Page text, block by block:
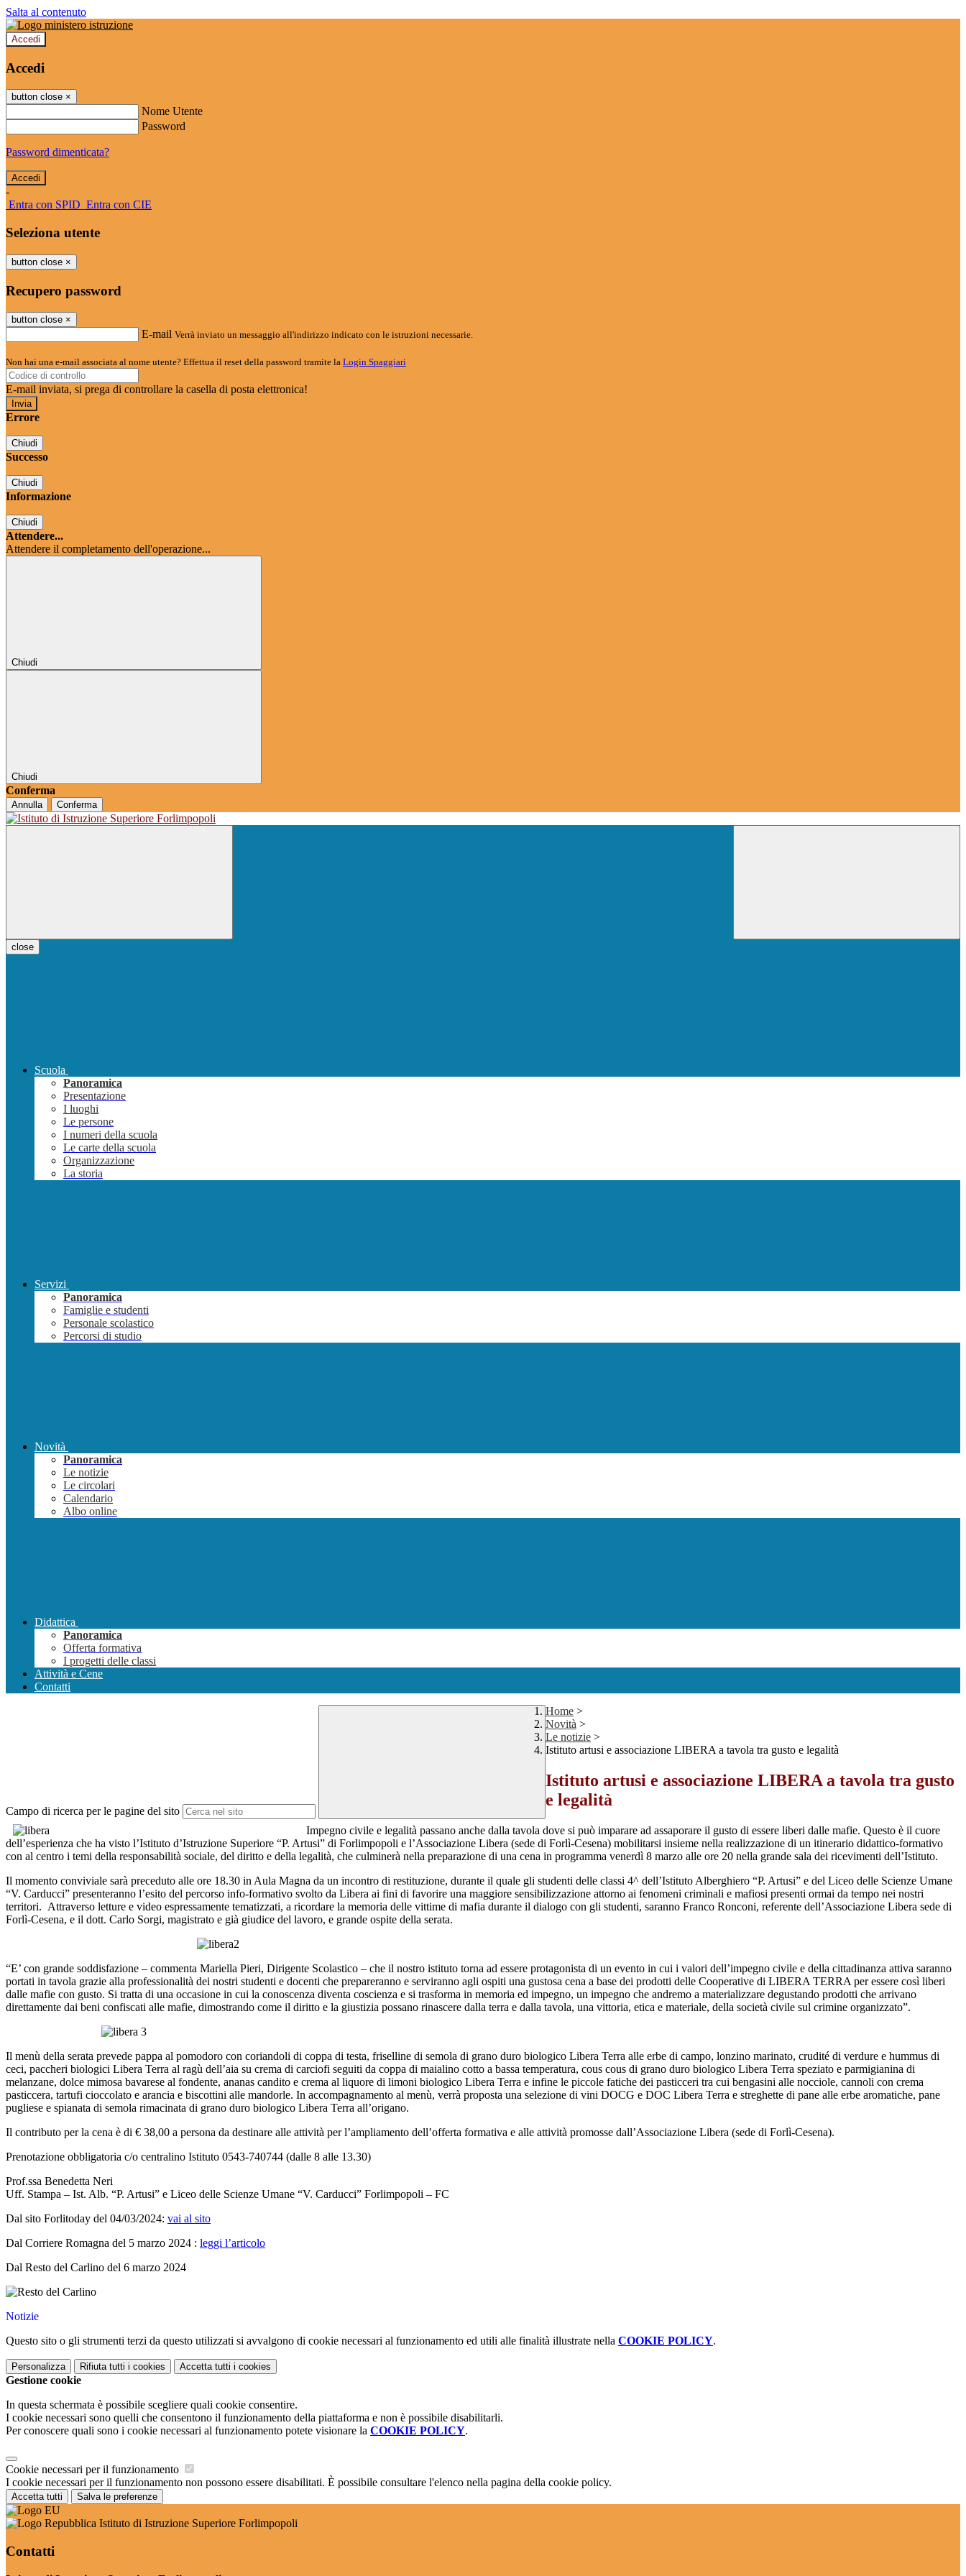
Salta al contenuto
Accedi
Accedi
button close ×
Nome Utente
Password
Password dimenticata?
-
Entra con SPID Entra con CIE
Seleziona utente
button close ×
Recupero password
button close ×
E-mail Verrà inviato un messaggio all'indirizzo indicato con le istruzioni necessarie.
Non hai una e-mail associata al nome utente? Effettua il reset della password tramite la Login Spaggiari
E-mail inviata, si prega di controllare la casella di posta elettronica!
Errore
Chiudi
Successo
Chiudi
Informazione
Chiudi
Attendere...
Attendere il completamento dell'operazione...
Chiudi
Chiudi
Conferma
Annulla Conferma
close
Scuola
Panoramica
Presentazione
I luoghi
Le persone
I numeri della scuola
Le carte della scuola
Organizzazione
La storia
Servizi
Panoramica
Famiglie e studenti
Personale scolastico
Percorsi di studio
Novità
Panoramica
Le notizie
Le circolari
Calendario
Albo online
Didattica
Panoramica
Offerta formativa
I progetti delle classi
Attività e Cene
Contatti
Campo di ricerca per le pagine del sito
Home >
Novità >
Le notizie >
Istituto artusi e associazione LIBERA a tavola tra gusto e legalità
Istituto artusi e associazione LIBERA a tavola tra gusto
e legalità
Impegno civile e legalità passano anche dalla tavola dove si può imparare ad assaporare il gusto di essere liberi dalle mafie. Questo è il cuore
dell’esperienza che ha visto l’Istituto d’Istruzione Superiore “P. Artusi” di Forlimpopoli e l’Associazione Libera (sede di Forlì-Cesena) mobilitarsi insieme nella realizzazione di un itinerario didattico-formativo
con al centro i temi della responsabilità sociale, del diritto e della legalità, che culminerà nella preparazione di una cena in programma venerdì 8 marzo alle ore 20 nella grande sala dei ricevimenti dell’Istituto.
Il momento conviviale sarà preceduto alle ore 18.30 in Aula Magna da un incontro di restituzione, durante il quale gli studenti delle classi 4^ dell’Istituto Alberghiero “P. Artusi” e del Liceo delle Scienze Umane
“V. Carducci” presenteranno l’esito del percorso info-formativo svolto da Libera ai fini di favorire una maggiore sensibilizzazione attorno ai fenomeni criminali e mafiosi presenti ormai da tempo nei nostri
territori. Attraverso letture e video espressamente tematizzati, a ricordare la memoria delle vittime di mafia durante il dialogo con gli studenti, saranno Franco Ronconi, referente dell’Associazione Libera sede di
Forlì-Cesena, e il dott. Carlo Sorgi, magistrato e già giudice del lavoro, e grande ospite della serata.
“E’ con grande soddisfazione – commenta Mariella Pieri, Dirigente Scolastico – che il nostro istituto torna ad essere protagonista di un evento in cui i valori dell’impegno civile e della cittadinanza attiva saranno
portati in tavola grazie alla professionalità dei nostri studenti e docenti che prepareranno e serviranno agli ospiti una gustosa cena a base dei prodotti delle Cooperative di LIBERA TERRA per essere così liberi
dalle mafie con gusto. Si tratta di una occasione in cui la conoscenza diventa coscienza e si trasforma in memoria ed impegno, un impegno che andremo a materializzare degustando prodotti che arrivano
direttamente dai beni confiscati alle mafie, dimostrando come il diritto e la giustizia possano rinascere dalla terra e dalla tavola, una vittoria, etica e materiale, della società civile sul crimine organizzato”.
Il menù della serata prevede pappa al pomodoro con coriandoli di coppa di testa, friselline di semola di grano duro biologico Libera Terra alle erbe di campo, lonzino marinato, crudité di verdure e hummus di
ceci, paccheri biologici Libera Terra al ragù dell’aia su crema di carciofi seguiti da coppa di maialino cotto a bassa temperatura, cous cous di grano duro biologico Libera Terra speziato e parmigianina di
melanzane, dolce mimosa bavarese al fondente, ananas candito e crema al liquore di limoni biologico Libera Terra e infine le piccole fatiche dei pasticceri tra cui bengasini alle nocciole, cannoli con crema
pasticcera, tartufi cioccolato e arancia e biscottini alle mandorle. In accompagnamento al menù, verrà proposta una selezione di vini DOCG e DOC Libera Terra e streghette di pane alle erbe aromatiche, pane
pugliese e spianata di semola rimacinata di grano duro biologico Libera Terra all’origano.
Il contributo per la cena è di € 38,00 a persona da destinare alle attività per l’ampliamento dell’offerta formativa e alle attività promosse dall’Associazione Libera (sede di Forlì-Cesena).
Prenotazione obbligatoria c/o centralino Istituto 0543-740744 (dalle 8 alle 13.30)
Prof.ssa Benedetta Neri
Uff. Stampa – Ist. Alb. “P. Artusi” e Liceo delle Scienze Umane “V. Carducci” Forlimpopoli – FC
Dal sito Forlitoday del 04/03/2024: vai al sito
Dal Corriere Romagna del 5 marzo 2024 : leggi l’articolo
Dal Resto del Carlino del 6 marzo 2024
Notizie
Questo sito o gli strumenti terzi da questo utilizzati si avvalgono di cookie necessari al funzionamento ed utili alle finalità illustrate nella COOKIE POLICY.
Personalizza Rifiuta tutti i cookies Accetta tutti i cookies
Gestione cookie
In questa schermata è possibile scegliere quali cookie consentire.
I cookie necessari sono quelli che consentono il funzionamento della piattaforma e non è possibile disabilitarli.
Per conoscere quali sono i cookie necessari al funzionamento potete visionare la COOKIE POLICY.
Cookie necessari per il funzionamento
I cookie necessari per il funzionamento non possono essere disabilitati. È possibile consultare l'elenco nella pagina della cookie policy.
Accetta tutti Salva le preferenze
Istituto di Istruzione Superiore Forlimpopoli
Contatti